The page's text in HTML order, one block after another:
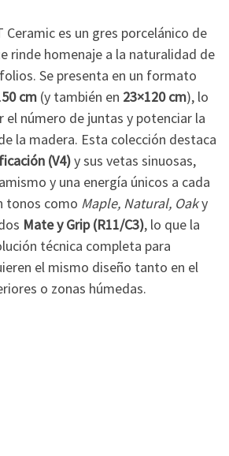
Ceramic es un gres porcelánico de
rinde homenaje a la naturalidad de
Se presenta en un formato
cm (y también en 23×120 cm), lo
el número de juntas y potenciar la
la madera. Esta colección destaca
(V4)y sus vetas sinuosas,
y una energía únicos a cada
tonos como Maple, Natural, Oaky
Mate y Grip (R11/C3), lo que la
técnica completa para
el mismo diseño tanto en el
o zonas húmedas.